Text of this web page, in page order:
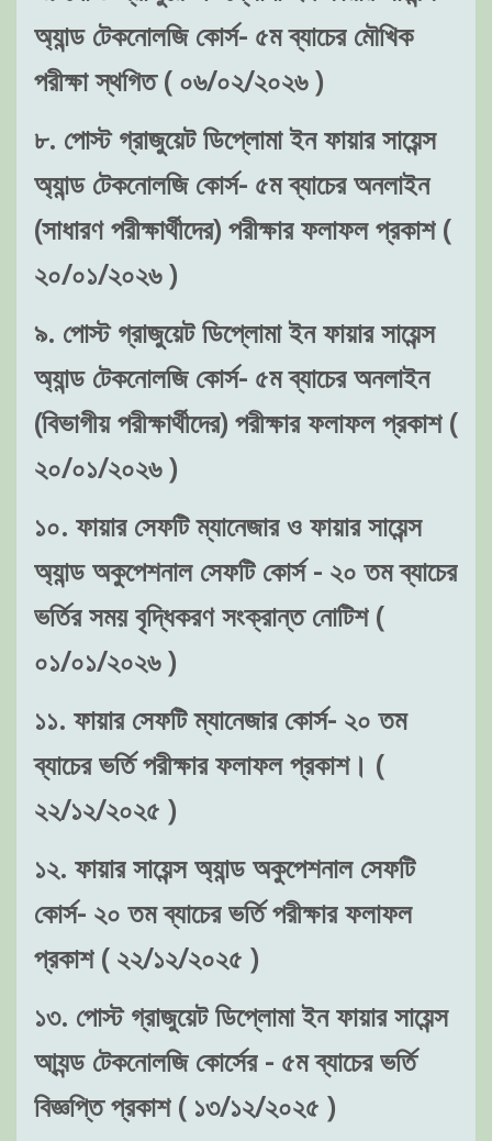
অ্যান্ড টেকনোলজি কোর্স- ৫ম ব্যাচের মৌখিক
পরীক্ষা স্থগিত ( ০৬/০২/২০২৬ )
৮. পোস্ট গ্রাজুয়েট ডিপ্লোমা ইন ফায়ার সায়েন্স
অ্যান্ড টেকনোলজি কোর্স- ৫ম ব্যাচের অনলাইন
(সাধারণ পরীক্ষার্থীদের) পরীক্ষার ফলাফল প্রকাশ (
২০/০১/২০২৬ )
৯. পোস্ট গ্রাজুয়েট ডিপ্লোমা ইন ফায়ার সায়েন্স
অ্যান্ড টেকনোলজি কোর্স- ৫ম ব্যাচের অনলাইন
(বিভাগীয় পরীক্ষার্থীদের) পরীক্ষার ফলাফল প্রকাশ (
২০/০১/২০২৬ )
১০. ফায়ার সেফটি ম্যানেজার ও ফায়ার সায়েন্স
অ্যান্ড অকুপেশনাল সেফটি কোর্স - ২০ তম ব্যাচের
ভর্তির সময় বৃদ্ধিকরণ সংক্রান্ত নোটিশ (
০১/০১/২০২৬ )
১১. ফায়ার সেফটি ম্যানেজার কোর্স- ২০ তম
ব্যাচের ভর্তি পরীক্ষার ফলাফল প্রকাশ। (
২২/১২/২০২৫ )
১২. ফায়ার সায়েন্স অ্যান্ড অকুপেশনাল সেফটি
কোর্স- ২০ তম ব্যাচের ভর্তি পরীক্ষার ফলাফল
প্রকাশ ( ২২/১২/২০২৫ )
১৩. পোস্ট গ্রাজুয়েট ডিপ্লোমা ইন ফায়ার সায়েন্স
আ্যন্ড টেকনোলজি কোর্সের - ৫ম ব্যাচের ভর্তি
বিজ্ঞপ্তি প্রকাশ ( ১৩/১২/২০২৫ )